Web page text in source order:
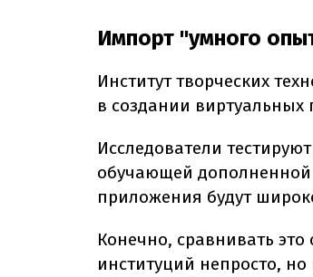
Импорт "умного
Институт творческих
в создании
Исследователи
обучающей дополненной
приложения будут
Конечно, сравнивать
институций непросто, но